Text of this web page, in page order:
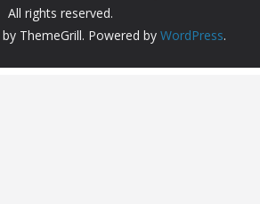
All rights reserved.
by ThemeGrill. Powered by WordPress.